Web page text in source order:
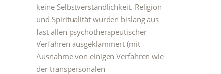
keine Selbstverständlichkeit. Religion
und Spiritualität wurden bislang aus
fast allen psychotherapeutischen
Verfahren ausgeklammert (mit
Ausnahme von einigen Verfahren wie
der transpersonalen